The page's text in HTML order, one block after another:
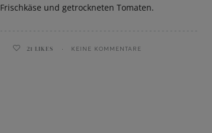
Frischkäse und getrockneten Tomaten.
21 LIKES KEINE KOMMENTARE